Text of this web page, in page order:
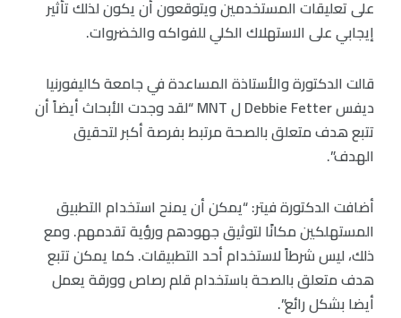
على تعليقات المستخدمين ويتوقعون أن يكون لذلك تأثير
إيجابي على الاستهلاك الكلي للفواكه والخضروات.
قالت الدكتورة والأستاذة المساعدة في جامعة كاليفورنيا
ديفس Debbie Fetter ل MNT “لقد وجدت الأبحاث أيضاً أن
تتبع هدف متعلق بالصحة مرتبط بفرصة أكبر لتحقيق
الهدف”.
أضافت الدكتورة فيتر: “يمكن أن يمنح استخدام التطبيق
المستهلكين مكانًا لتوثيق جهودهم ورؤية تقدمهم. ومع
ذلك، ليس شرطاً لاستخدام أحد التطبيقات. كما يمكن تتبع
هدف متعلق بالصحة باستخدام قلم رصاص وورقة يعمل
أيضا بشكل رائع”.